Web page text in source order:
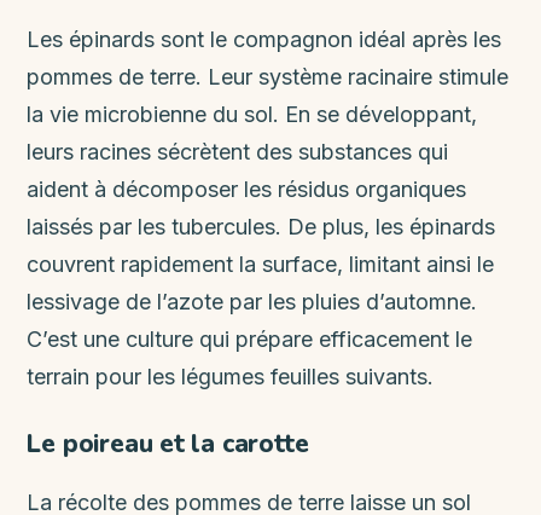
Les épinards sont le compagnon idéal après les
pommes de terre. Leur système racinaire stimule
la vie microbienne du sol. En se développant,
leurs racines sécrètent des substances qui
aident à décomposer les résidus organiques
laissés par les tubercules. De plus, les épinards
couvrent rapidement la surface, limitant ainsi le
lessivage de l’azote par les pluies d’automne.
C’est une culture qui prépare efficacement le
terrain pour les légumes feuilles suivants.
Le poireau et la carotte
La récolte des pommes de terre laisse un sol